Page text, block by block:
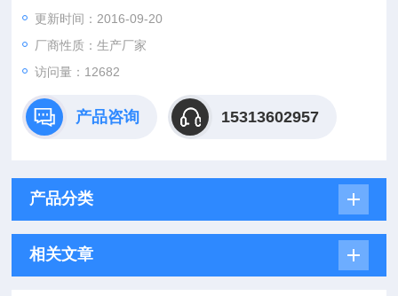
更新时间：2016-09-20
厂商性质：生产厂家
访问量：12682
产品咨询 15313602957
产品分类
相关文章